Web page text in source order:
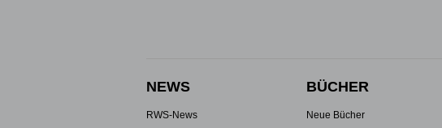
NEWS
RWS-News
BÜCHER
Neue Bücher